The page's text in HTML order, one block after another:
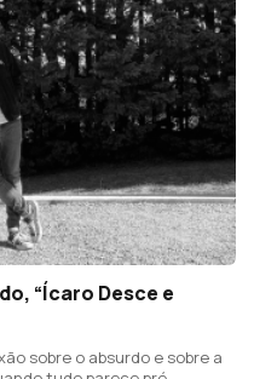
“Ícaro Desce e
sobre o absurdo e sobre a